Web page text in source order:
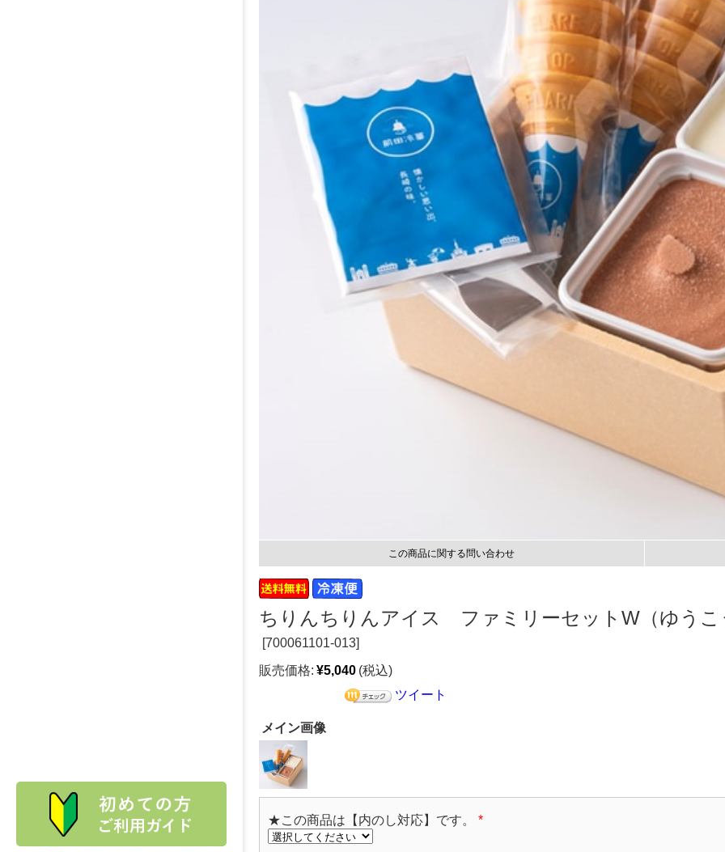
この商品に関する問い合わせ
ちりんちりんアイス ファミリーセットW（ゆうこ
[700061101-013]
販売価格: ¥5,040 (税込)
ツイート
メイン画像
★この商品は【内のし対応】です。 *